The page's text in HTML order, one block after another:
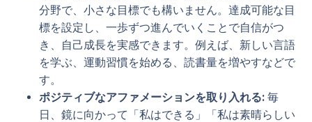
分野で、小さな目標でも構いません。達成可能な目
標を設定し、一歩ずつ進んでいくことで自信がつ
き、自己成長を実感できます。例えば、新しい言語
を学ぶ、運動習慣を始める、読書量を増やすなどで
す。
ポジティブなアファメーションを取り入れる: 毎
日、鏡に向かって「私はできる」「私は素晴らしい